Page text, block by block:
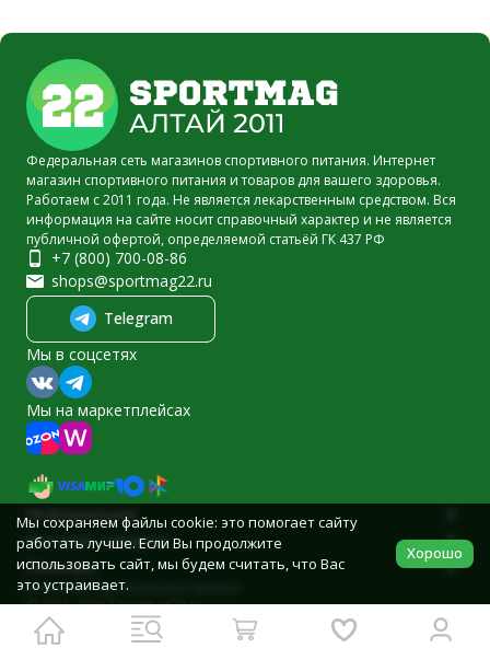
Федеральная сеть магазинов спортивного питания. Интернет
магазин спортивного питания и товаров для вашего здоровья.
Работаем с 2011 года. Не является лекарственным средством. Вся
информация на сайте носит справочный характер и не является
публичной офертой, определяемой статьёй ГК 437 РФ
+7 (800) 700-08-86
shops@sportmag22.ru
Telegram
Мы в соцсетях
Мы на маркетплейсах
Информация
Каталог товаров
Помощь
Политика персональных данных
© 2011-2026 Sportmag22.ru
Разработано в
bodysite.ru
Мы сохраняем файлы cookie: это помогает сайту
работать лучше. Если Вы продолжите
использовать сайт, мы будем считать, что Вас
это устраивает.
Хорошо